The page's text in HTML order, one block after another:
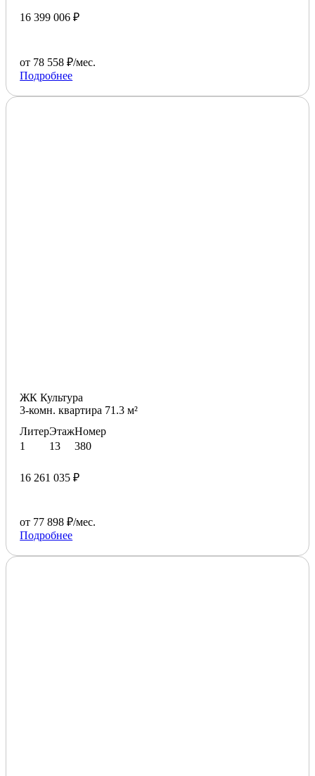
16 399 006 ₽
от 78 558 ₽/мес.
Подробнее
ЖК Культура
3-комн. квартира 71.3 м²
Литер
1
Этаж
13
Номер
380
16 261 035 ₽
от 77 898 ₽/мес.
Подробнее